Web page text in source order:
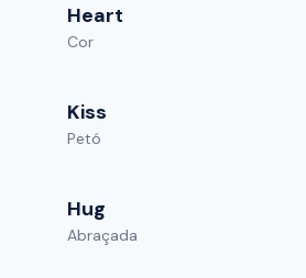
Heart
Cor
Kiss
Petó
Hug
Abraçada